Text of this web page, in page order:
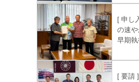
[ 申し
の速
早期
[ 要請